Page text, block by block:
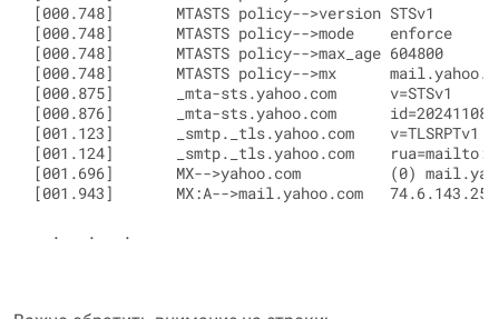
[000.748]       MTASTS policy-->version STSv1
[000.748]       MTASTS policy-->mode    enforce
[000.748]       MTASTS policy-->max_age 604800
[000.748]       MTASTS policy-->mx
[000.875]       _mta-sts.yahoo.com      v=STSv1
[000.876]       _mta-sts.yahoo.com
[001.123]       _smtp._tls.yahoo.com    v=TLSRPTv1
[001.124]       _smtp._tls.yahoo.com
[001.696]       MX-->yahoo.com          (0)
[001.943]       MX:A-->mail.yahoo.com   74.6.143.25
  .   .   .